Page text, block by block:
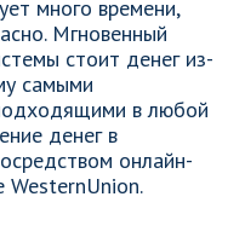
много времени,
Мгновенный
стоит денег из-
самыми
в любой
денег в
онлайн-
WesternUnion.